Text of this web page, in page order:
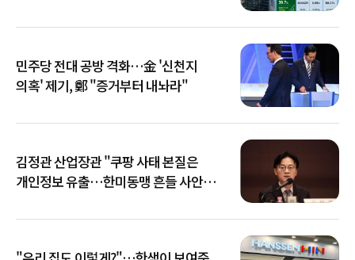
민주당 전대 공방 격화…金 '신천지
의혹' 제기, 鄭 "증거부터 내놔라"
김정관 산업장관 "쿠팡 사태 본질은
개인정보 유출…한미동맹 흔들 사안